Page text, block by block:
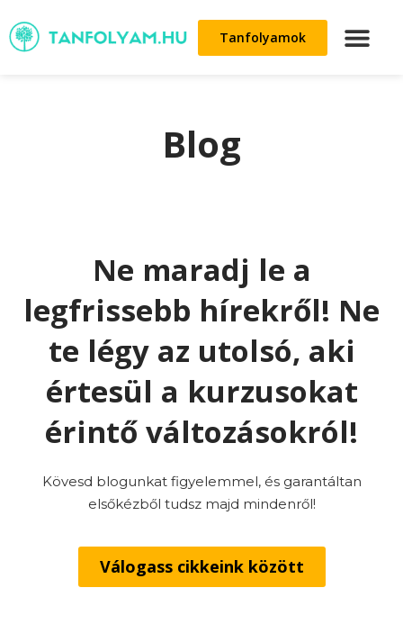
Tanfolyamok
Blog
Ne maradj le a
legfrissebb hírekről! Ne
te légy az utolsó, aki
értesül a kurzusokat
érintő változásokról!
Kövesd blogunkat figyelemmel, és garantáltan
elsőkézből tudsz majd mindenről!
Válogass cikkeink között